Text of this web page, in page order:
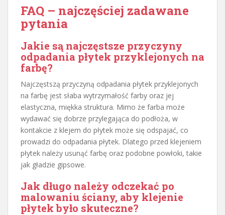
FAQ – najczęściej zadawane
pytania
Jakie są najczęstsze przyczyny
odpadania płytek przyklejonych na
farbę?
Najczęstszą przyczyną odpadania płytek przyklejonych
na farbę jest słaba wytrzymałość farby oraz jej
elastyczna, miękka struktura. Mimo że farba może
wydawać się dobrze przylegająca do podłoża, w
kontakcie z klejem do płytek może się odspajać, co
prowadzi do odpadania płytek. Dlatego przed klejeniem
płytek należy usunąć farbę oraz podobne powłoki, takie
jak gładzie gipsowe.
Jak długo należy odczekać po
malowaniu ściany, aby klejenie
płytek było skuteczne?